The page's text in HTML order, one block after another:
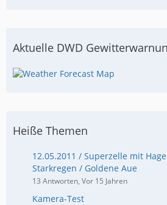
Aktuelle DWD
Heiße Themen
12.05.2011 / Superzelle mit
Starkregen / Goldene Aue
13 Antworten, Vor 15 Jahren
Kamera-Test